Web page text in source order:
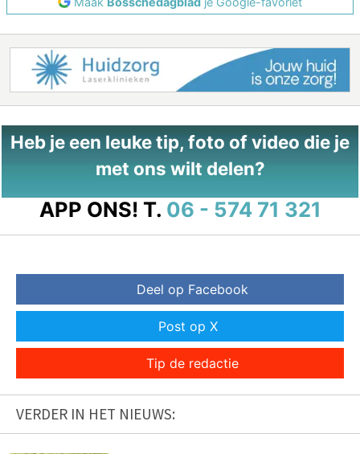
Heb je een leuke tip, foto of video die je
met ons wilt delen?
APP ONS! T. 06 - 574 71 321
Deel op Facebook
Post op X
Tip de redactie
VERDER IN HET NIEUWS: